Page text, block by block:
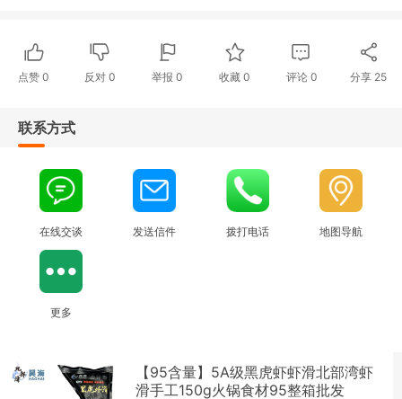
点赞 0 反对0 举报 0 收藏 0 评论 0 分享 25
联系方式
在线交谈 发送信件 拨打电话 地图导航
更多
【95含量】5A级黑虎虾虾滑北部湾虾
滑手工150g火锅食材95整箱批发